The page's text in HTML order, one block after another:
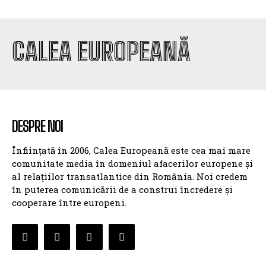
CALEA EUROPEANĂ
DESPRE NOI
Înființată în 2006, Calea Europeană este cea mai mare
comunitate media în domeniul afacerilor europene și
al relațiilor transatlantice din România. Noi credem
în puterea comunicării de a construi încredere și
cooperare între europeni.